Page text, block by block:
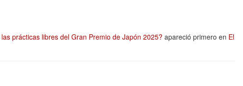
prácticas libres del Gran Premio de Japón 2025? apareció primero en El